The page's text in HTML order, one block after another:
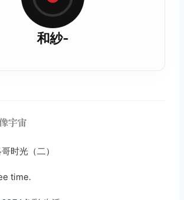
和紗-
宇宙
时光（二）
time.